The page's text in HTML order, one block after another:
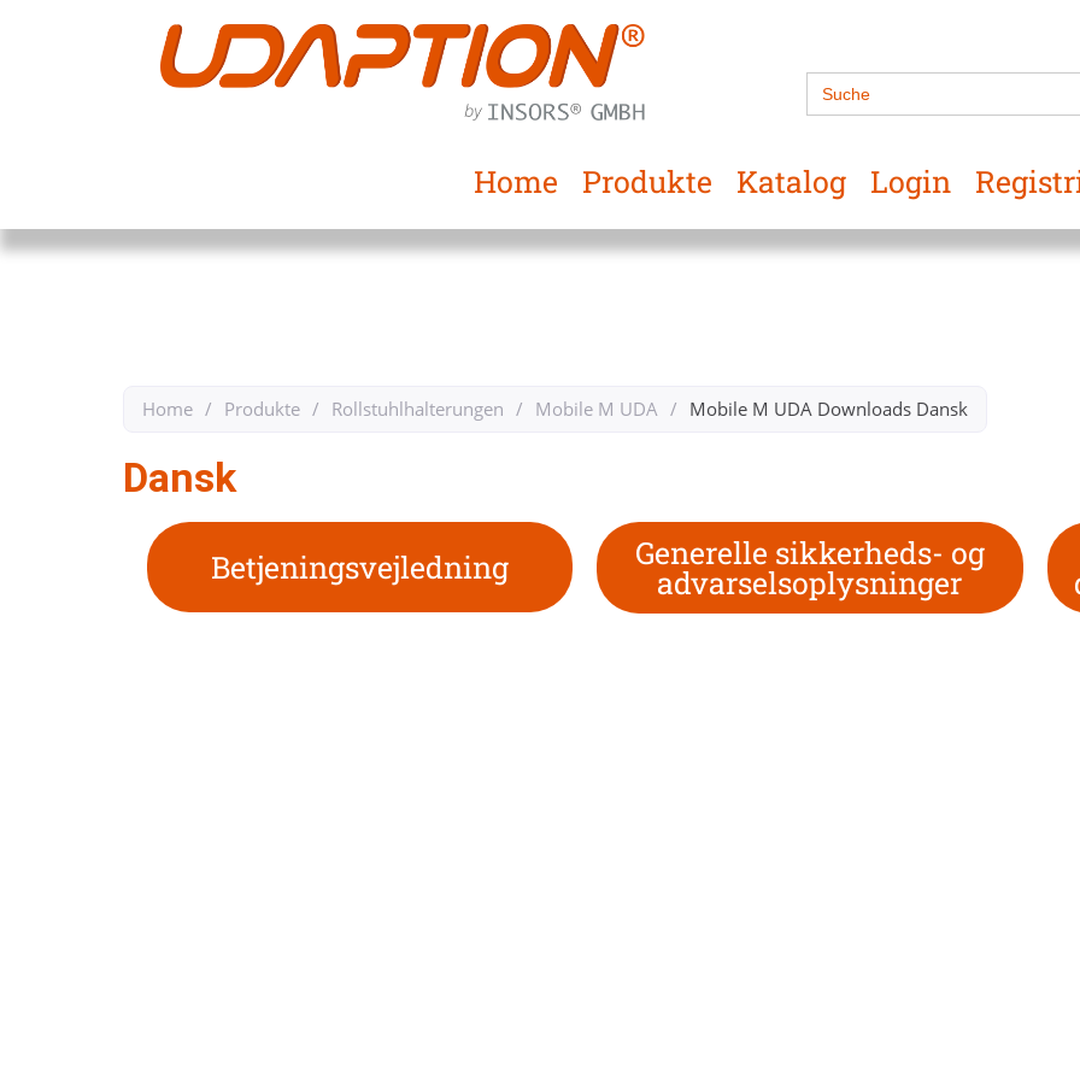
Search
for:
Home Produkte Katalog Login
Home / Produkte / Rollstuhlhalterungen / Mobile M UDA / Mobile M UDA Downloads Dansk​
Dansk
Betjeningsvejledning Generelle sikkerheds- og
advarselsoplysninger